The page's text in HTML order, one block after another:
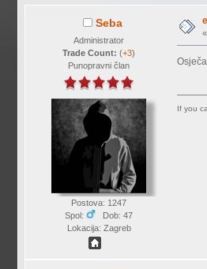
Seba
Administrator
Trade Count:(+3)
Punopravni član
Postova: 1247
Spol:
Dob: 47
Lokacija: Zagreb
If you